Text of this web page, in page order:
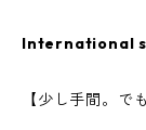
International
【少し手間。で